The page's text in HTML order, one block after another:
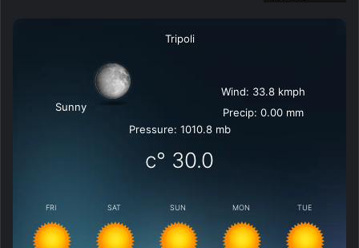
Tripoli
Sunny
Wind: 33.8 kmph
Precip: 0.00 mm
Pressure: 1010.8 mb
30.0
°c
FRI SAT SUN MON TUE